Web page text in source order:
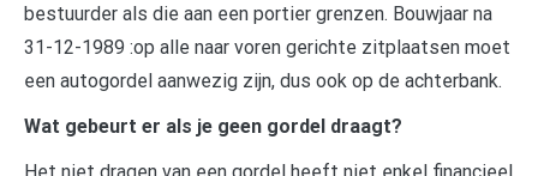
bestuurder als die aan een portier grenzen. Bouwjaar na
31-12-1989 :op alle naar voren gerichte zitplaatsen moet
een autogordel aanwezig zijn, dus ook op de achterbank.
Wat gebeurt er als je geen gordel draagt?
Het niet dragen van een gordel heeft niet enkel financieel